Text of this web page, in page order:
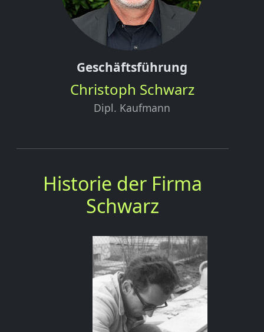
Geschäftsführung
Christoph Schwarz
Dipl. Kaufmann
Historie der Firma
Schwarz